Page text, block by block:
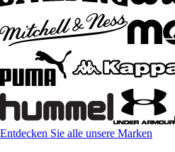
Entdecken Sie alle unsere Marken